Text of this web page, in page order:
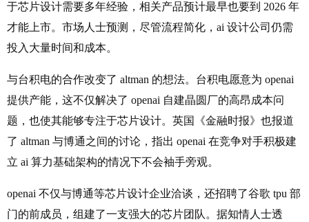
于芯片设计需要多年经验，相关产品预计最早也要到 2026 年
才能上市。市场人士预测，尽管流程简化，ai 设计公司仍需
投入大量时间和成本。
与台积电的合作改变了 altman 的想法。台积电愿意为 openai
提供产能，这不仅解决了 openai 自建晶圆厂的高昂成本问
题，也使其能够专注于芯片设计。英国《金融时报》也报道
了 altman 与博通之间的讨论，指出 openai 在竞争对手积极建
立 ai 算力基础架构的情况下不会袖手旁观。
openai 不仅与博通等芯片设计企业洽谈，还招聘了谷歌 tpu 部
门的前成员，组建了一支强大的芯片团队。据知情人士透